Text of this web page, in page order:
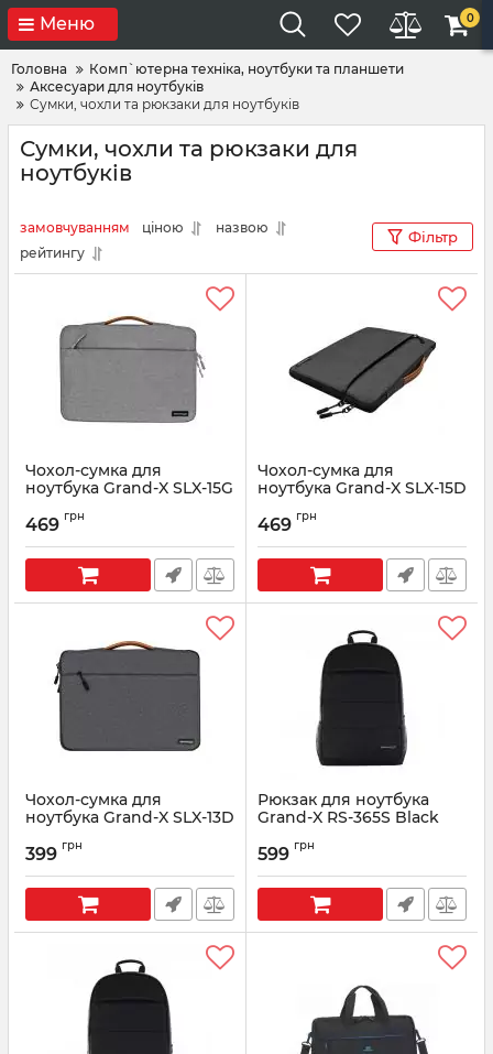
Меню 0
Головна
Комп`ютерна техніка, ноутбуки та планшети
Аксесуари для ноутбуків
Сумки, чохли та рюкзаки для ноутбуків
Сумки, чохли та рюкзаки для
ноутбуків
замовчуванням ціною
назвою
рейтингу
Фільтр
Чохол-сумка для
ноутбука Grand-X SLX-15G
Артикул:
469 грн
Чохол-сумка для
ноутбука Grand-X SLX-15D
Артикул:
469 грн
Чохол-сумка для
ноутбука Grand-X SLX-13D
Артикул:
399 грн
Рюкзак для ноутбука
Grand-X RS-365S Black
599 грн